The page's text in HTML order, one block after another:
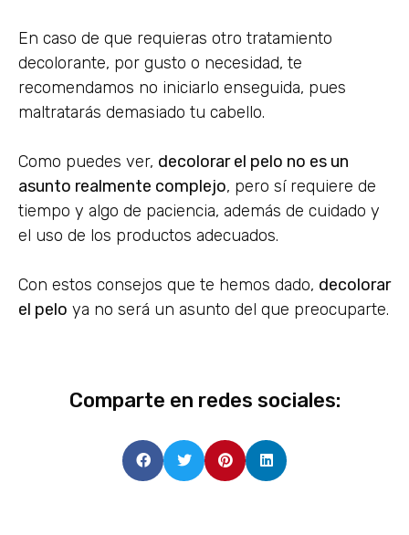
En caso de que requieras otro tratamiento
decolorante, por gusto o necesidad, te
recomendamos no iniciarlo enseguida, pues
maltratarás demasiado tu cabello.
Como puedes ver, decolorar el pelo no es un
asunto realmente complejo, pero sí requiere de
tiempo y algo de paciencia, además de cuidado y
el uso de los productos adecuados.
Con estos consejos que te hemos dado, decolorar
el pelo ya no será un asunto del que preocuparte.
Comparte en redes sociales: